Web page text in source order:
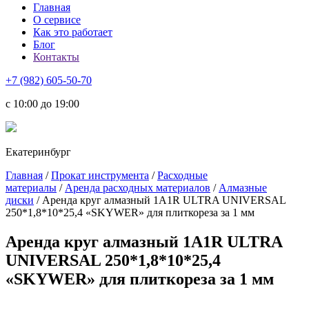
Главная
О сервисе
Как это работает
Блог
Контакты
+7 (982) 605-50-70
c 10:00 до 19:00
Екатеринбург
Главная /Прокат инструмента /Расходные
материалы / Аренда расходных материалов / Алмазные
диски / Аренда круг алмазный 1A1R ULTRA UNIVERSAL
250*1,8*10*25,4 «SKYWER» для плиткореза за 1 мм
Аренда круг алмазный 1A1R ULTRA
UNIVERSAL 250*1,8*10*25,4
«SKYWER» для плиткореза за 1 мм